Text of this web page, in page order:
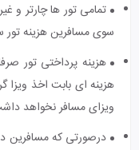
تمامی تور ها چارتر و
سوی مسافرین هزینه
هزینه پرداختی تور
هزینه ای بابت اخذ ویزا
ویزای مسافر نخواهد
درصورتی که مسافرین